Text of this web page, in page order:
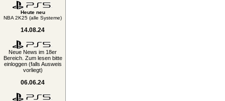
Heute neu
NBA 2K25 (alle Systeme)
14.08.24
Neue News im 18er
Bereich. Zum lesen bitte
einloggen (falls Ausweis
vorliegt)
06.06.24